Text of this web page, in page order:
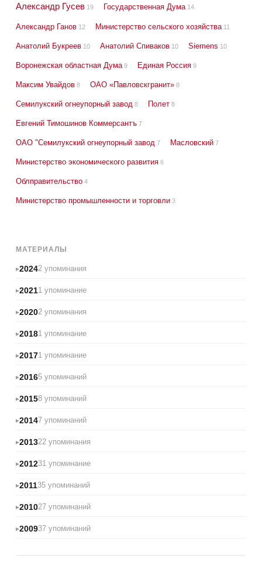
Александр Гусев 19 Государственная Дума 14
Александр Ганов 12 Министерство сельского хозяйства 11
Анатолий Букреев 10 Анатолий Спиваков 10 Siemens 10
Воронежская областная Дума 9 Единая Россия 9
Максим Увайдов 8 ОАО «Павловскгранит» 8
Семилукский огнеупорный завод 8 Полет 8
Евгений Тимошинов Коммерсантъ 7
ОАО "Семилукский огнеупорный завод 7 Масловский 7
Министерство экономического развития 6
Облправительство 4
Министерство промышленности и торговли 3
МАТЕРИАЛЫ
20242 упоминания
20211 упоминание
20202 упоминания
20181 упоминание
20171 упоминание
20165 упоминаний
20158 упоминаний
20147 упоминаний
201322 упоминания
201231 упоминание
201135 упоминаний
201027 упоминаний
200937 упоминаний